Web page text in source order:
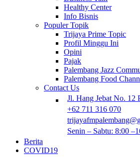
Healthy Center
Info Bisnis
Populer Topik
Trijaya Prime Topic
Profil Minggu Ini
Opini
Pajak
Palembang Jazz
Palembang Food
Contact Us
Jl. Hang Jebat No. 12
+62 711 316 070
Senin – Sabtu: 8:00
Berita
COVID19